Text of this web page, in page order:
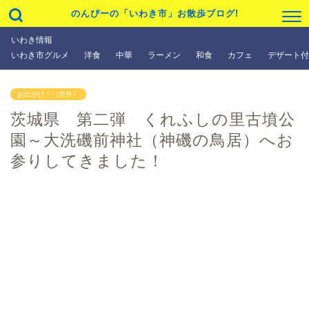
のんぴーの「いわき市」お散歩ブログ!
いわき情報
いわき市グルメ
洋食 中華 ラーメン 和食 カフェ デザート
お出かけ！（市外）
茨城県 第二弾 くれふしの里古墳公
園～大洗磯前神社（神磯の鳥居）へお
参りしてきました！